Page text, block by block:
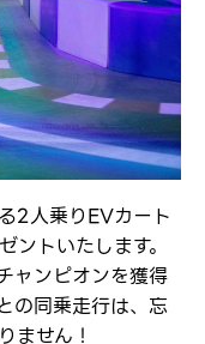
2人乗りEVカート
トいたします。
ャンピオンを獲得
の同乗走行は、忘
ません！